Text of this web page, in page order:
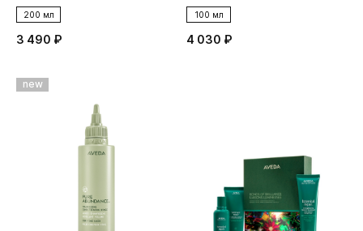
200 мл
3 490 ₽
100 мл
4 030 ₽
new